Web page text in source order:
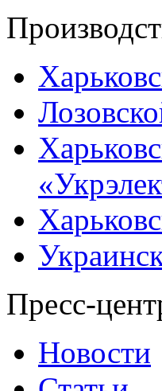
Пресс-
Новости